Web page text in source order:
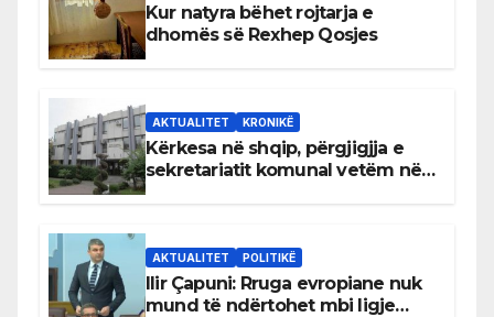
Kur natyra bëhet rojtarja e
dhomës së Rexhep Qosjes
AKTUALITET KRONIKË
Kërkesa në shqip, përgjigjja e
sekretariatit komunal vetëm në
AKTUALITET POLITIKË
Ilir Çapuni: Rruga evropiane nuk
mund të ndërtohet mbi ligje